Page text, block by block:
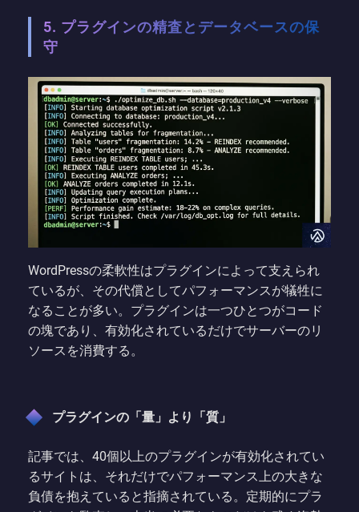
5. プラグインの精査とデータベースの保
守
WordPressの柔軟性はプラグインによって支えられ
ているが、その代償としてパフォーマンスが犠牲に
なることが多い。プラグインは一つひとつがコード
の塊であり、有効化されているだけでサーバーのリ
ソースを消費する。
プラグインの「量」より「質」
記事では、40個以上のプラグインが有効化されてい
るサイトは、それだけでパフォーマンス上の大きな
負債を抱えていると指摘されている。定期的にプラ